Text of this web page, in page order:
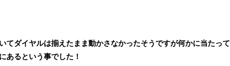
てダイヤルは揃えたまま動かさなかったそうですが何かに当たっ
あるという事でした！